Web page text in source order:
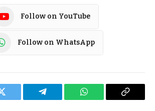
Follow on YouTube
Follow on WhatsApp
Twitter Telegram WhatsApp Copy